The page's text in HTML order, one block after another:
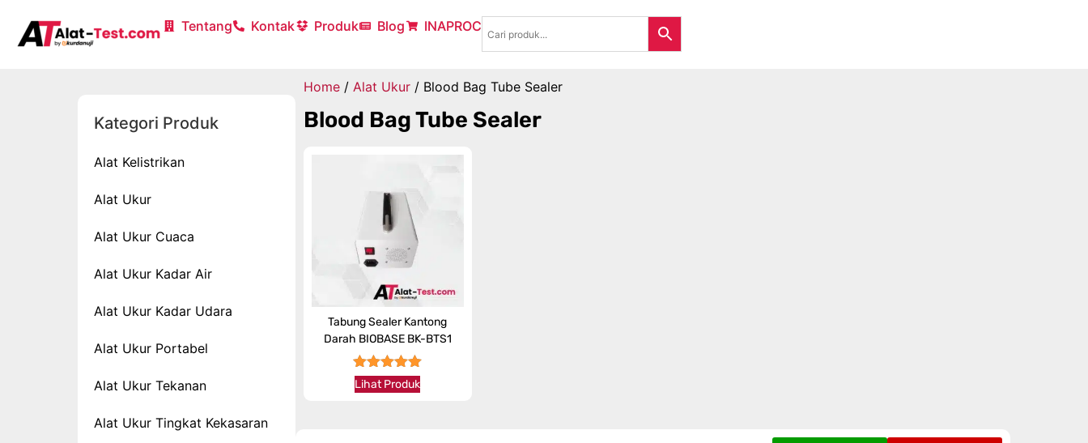
Tentang Kontak Produk Blog INAPROC
Kategori Produk
Alat Kelistrikan
Alat Ukur
Alat Ukur Cuaca
Alat Ukur Kadar Air
Alat Ukur Kadar Udara
Alat Ukur Portabel
Alat Ukur Tekanan
Alat Ukur Tingkat Kekasaran
Home/ Alat Ukur/ Blood Bag Tube Sealer
Blood Bag Tube Sealer
Tabung Sealer Kantong
Darah BIOBASE BK-BTS1
★★★★★
Lihat Produk